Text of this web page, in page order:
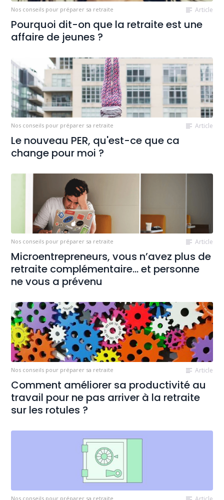
Nos conseils pour préparer sa retraite Article
Pourquoi dit-on que la retraite est une
affaire de jeunes ?
Nos conseils pour préparer sa retraite Article
Le nouveau PER, qu'est-ce que ca
change pour moi ?
Nos conseils pour préparer sa retraite Article
Microentrepreneurs, vous n’avez plus de
retraite complémentaire… et personne
ne vous a prévenu
Nos conseils pour préparer sa retraite Article
Comment améliorer sa productivité au
travail pour ne pas arriver à la retraite
sur les rotules ?
Nos conseils pour préparer sa retraite